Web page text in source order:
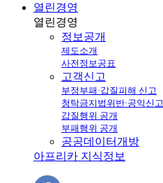
열린경영
열린경영
정보공개
제도소개
사전정보공표
고객신고
부정부패·갑질피해 신고
청탁금지법위반·공익신고
갑질행위 공개
부패행위 공개
공공데이터개방
아프리카 지식정보